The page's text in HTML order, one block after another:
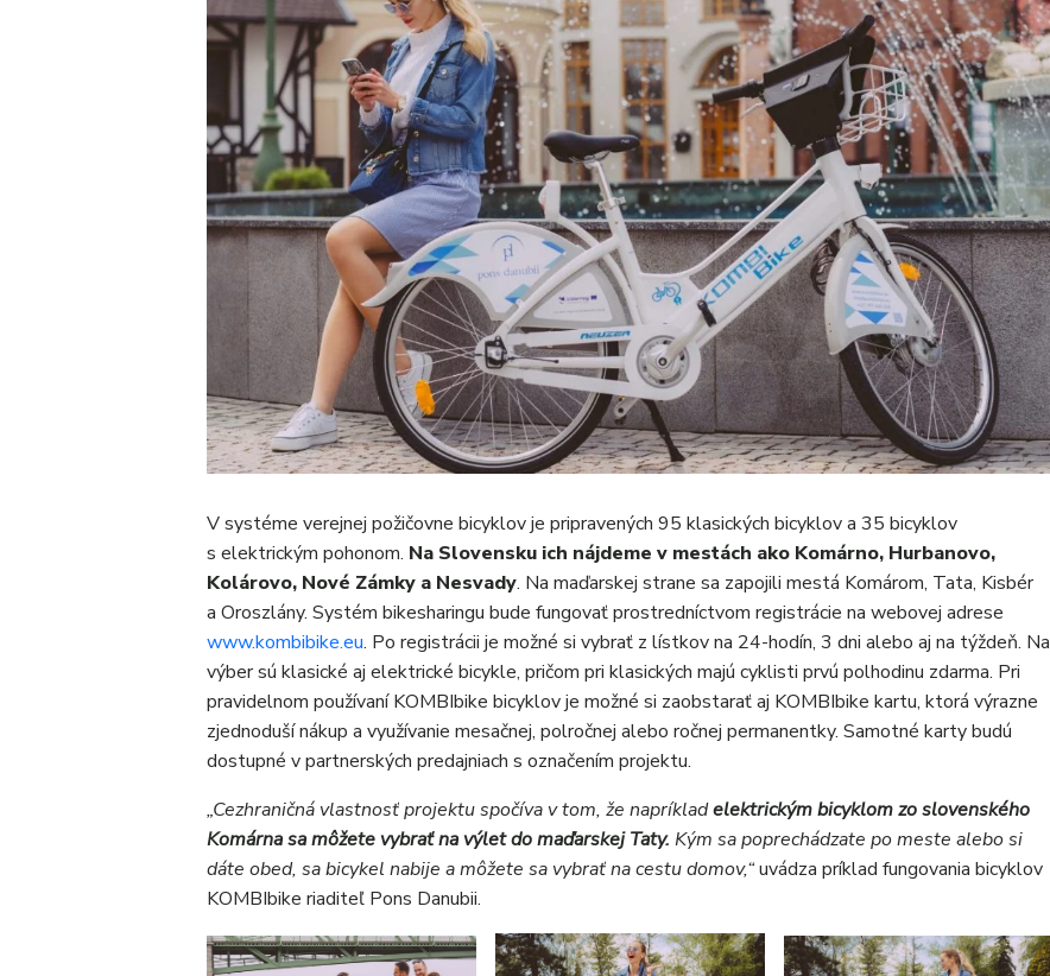
V systéme verejnej požičovne bicyklov je pripravených 95 klasických bicyklov a 35 bicyklov
s elektrickým pohonom. Na Slovensku ich nájdeme v mestách ako Komárno, Hurbanovo,
Kolárovo, Nové Zámky a Nesvady. Na maďarskej strane sa zapojili mestá Komárom, Tata, Kisbér
a Oroszlány. Systém bikesharingu bude fungovať prostredníctvom registrácie na webovej adrese
www.kombibike.eu. Po registrácii je možné si vybrať z lístkov na 24-hodín, 3 dni alebo aj na týždeň. Na
výber sú klasické aj elektrické bicykle, pričom pri klasických majú cyklisti prvú polhodinu zdarma. Pri
pravidelnom používaní KOMBIbike bicyklov je možné si zaobstarať aj KOMBIbike kartu, ktorá výrazne
zjednoduší nákup a využívanie mesačnej, polročnej alebo ročnej permanentky. Samotné karty budú
dostupné v partnerských predajniach s označením projektu.
„Cezhraničná vlastnosť projektu spočíva v tom, že napríkladelektrickým bicyklom zo slovenského
Komárna sa môžete vybrať na výlet do maďarskej Taty. Kým sa poprechádzate po meste alebo si
dáte obed, sa bicykel nabije a môžete sa vybrať na cestu domov,“uvádza príklad fungovania bicyklov
KOMBIbike riaditeľ Pons Danubii.